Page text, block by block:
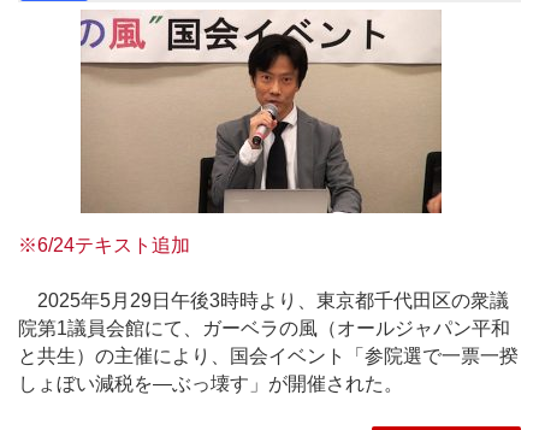
※6/24テキスト追加
2025年5月29日午後3時時より、東京都千代田区の衆議
院第1議員会館にて、ガーベラの風（オールジャパン平和
と共生）の主催により、国会イベント「参院選で一票一揆
しょぼい減税を―ぶっ壊す」が開催された。